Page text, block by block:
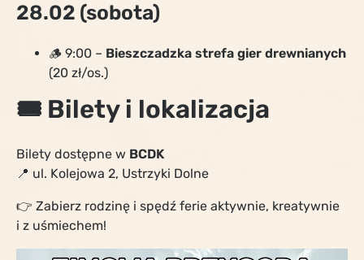
28.02 (sobota)
🪵 9:00 – Bieszczadzka strefa gier drewnianych
(20 zł/os.)
🎟 Bilety i lokalizacja
Bilety dostępne w BCDK
📍 ul. Kolejowa 2, Ustrzyki Dolne
👉 Zabierz rodzinę i spędź ferie aktywnie, kreatywnie
i z uśmiechem!